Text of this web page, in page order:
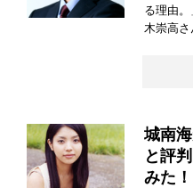
る理由
木崇高さ
城南
と評
みた！